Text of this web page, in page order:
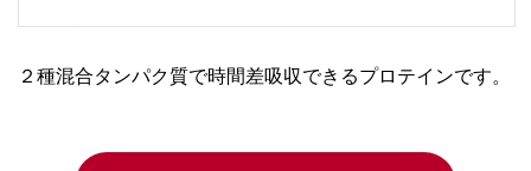
２種混合タンパク質で時間差吸収できるプロテインです。